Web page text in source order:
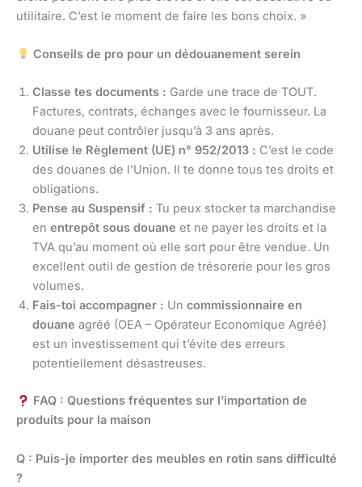
utilitaire. C’est le moment de faire les bons choix. »
Conseils de pro pour un dédouanement serein
Classe tes documents : Garde une trace de TOUT.
Factures, contrats, échanges avec le fournisseur. La
douane peut contrôler jusqu’à 3 ans après.
Utilise le Règlement (UE) n° 952/2013 : C’est le code
des douanes de l’Union. Il te donne tous tes droits et
obligations.
Pense au Suspensif : Tu peux stocker ta marchandise
en entrepôt sous douane et ne payer les droits et la
TVA qu’au moment où elle sort pour être vendue. Un
excellent outil de gestion de trésorerie pour les gros
volumes.
Fais-toi accompagner : Un commissionnaire en
douane agréé (OEA – Opérateur Economique Agréé)
est un investissement qui t’évite des erreurs
potentiellement désastreuses.
FAQ : Questions fréquentes sur l’importation de
produits pour la maison
Q : Puis-je importer des meubles en rotin sans difficulté
?